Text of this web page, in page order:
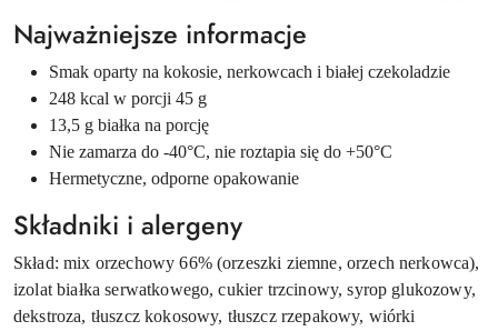
Najważniejsze informacje
Smak oparty na kokosie, nerkowcach i białej czekoladzie
248 kcal w porcji 45 g
13,5 g białka na porcję
Nie zamarza do -40°C, nie roztapia się do +50°C
Hermetyczne, odporne opakowanie
Składniki i alergeny
Skład: mix orzechowy 66% (orzeszki ziemne, orzech nerkowca),
izolat białka serwatkowego, cukier trzcinowy, syrop glukozowy,
dekstroza, tłuszcz kokosowy, tłuszcz rzepakowy, wiórki